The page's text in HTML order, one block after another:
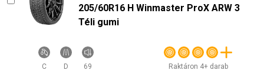
205/60R16 H Winmaster ProX ARW 3
Téli gumi
C D 69 Raktáron 4+ darab